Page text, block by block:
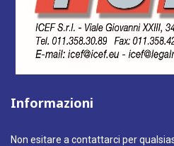
Informazioni
Non esitare a contattarci per